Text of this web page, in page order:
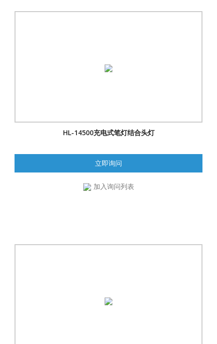
HL-14500充电式笔灯结合头灯
立即询问
加入询问列表